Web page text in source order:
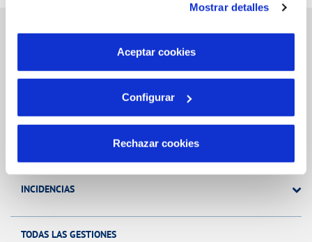
son indispensables para que el sitio web funcione y que
por tanto no se pueden desactivar. Puedes consultar
más información en nuestraPolítica de Cookies
Mostrar detalles
Aceptar cookies
Configurar
Rechazar cookies
Gestiones Online
FACTURAS, PAGOS Y CONSUMOS
MODIFICACIÓN DE DATOS
INCIDENCIAS
TODAS LAS GESTIONES